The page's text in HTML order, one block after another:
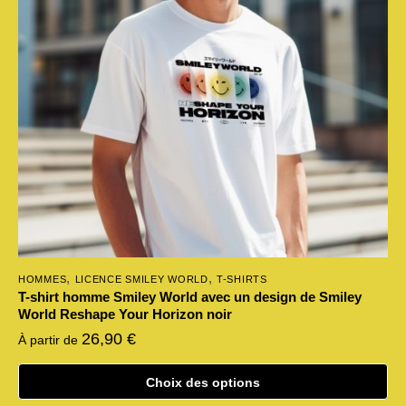
peuvent
être
choisies
sur
page
du
produit
HOMMES, LICENCE SMILEY WORLD,T-SHIRTS
T-shirt homme Smiley World avec un design de Smiley
World Reshape Your Horizon noir
À partir de 26,90 €
Choix des options